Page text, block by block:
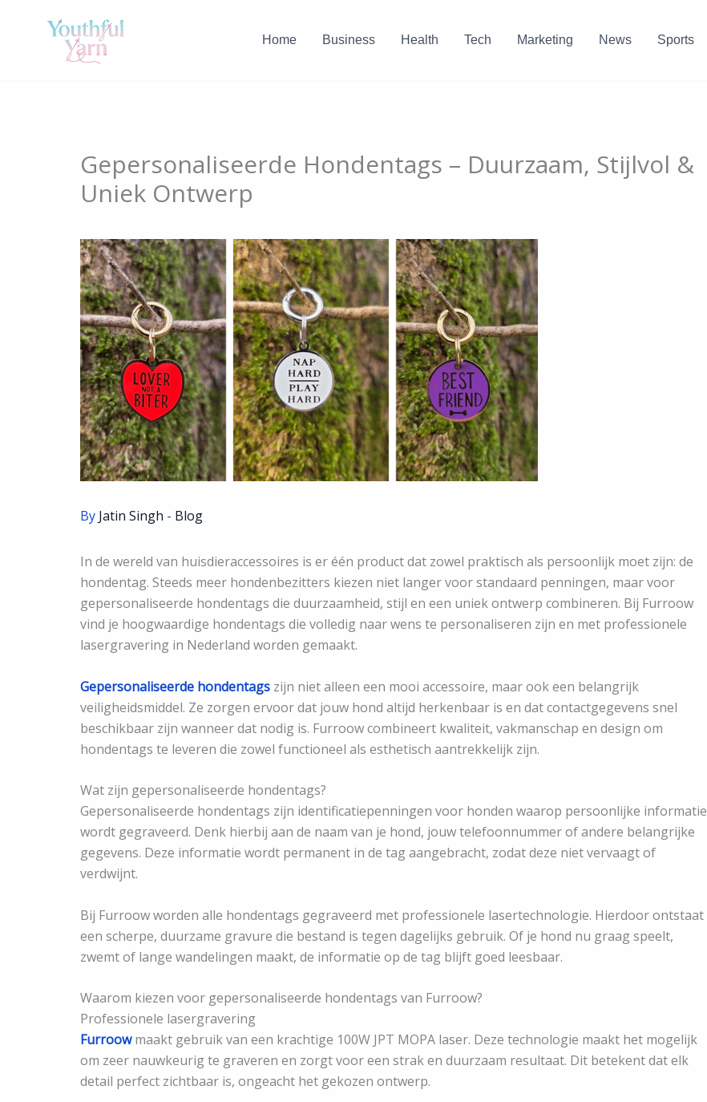
Home Business Health Tech Marketing News Sports
Gepersonaliseerde Hondentags – Duurzaam, Stijlvol &
Uniek Ontwerp
By Jatin Singh - Blog
In de wereld van huisdieraccessoires is er één product dat zowel praktisch als persoonlijk moet zijn: de
hondentag. Steeds meer hondenbezitters kiezen niet langer voor standaard penningen, maar voor
gepersonaliseerde hondentags die duurzaamheid, stijl en een uniek ontwerp combineren. Bij Furroow
vind je hoogwaardige hondentags die volledig naar wens te personaliseren zijn en met professionele
lasergravering in Nederland worden gemaakt.
Gepersonaliseerde hondentags zijn niet alleen een mooi accessoire, maar ook een belangrijk
veiligheidsmiddel. Ze zorgen ervoor dat jouw hond altijd herkenbaar is en dat contactgegevens snel
beschikbaar zijn wanneer dat nodig is. Furroow combineert kwaliteit, vakmanschap en design om
hondentags te leveren die zowel functioneel als esthetisch aantrekkelijk zijn.
Wat zijn gepersonaliseerde hondentags?
Gepersonaliseerde hondentags zijn identificatiepenningen voor honden waarop persoonlijke informatie
wordt gegraveerd. Denk hierbij aan de naam van je hond, jouw telefoonnummer of andere belangrijke
gegevens. Deze informatie wordt permanent in de tag aangebracht, zodat deze niet vervaagt of
verdwijnt.
Bij Furroow worden alle hondentags gegraveerd met professionele lasertechnologie. Hierdoor ontstaat
een scherpe, duurzame gravure die bestand is tegen dagelijks gebruik. Of je hond nu graag speelt,
zwemt of lange wandelingen maakt, de informatie op de tag blijft goed leesbaar.
Waarom kiezen voor gepersonaliseerde hondentags van Furroow?
Professionele lasergravering
Furroowmaakt gebruik van een krachtige 100W JPT MOPA laser. Deze technologie maakt het mogelijk
om zeer nauwkeurig te graveren en zorgt voor een strak en duurzaam resultaat. Dit betekent dat elk
detail perfect zichtbaar is, ongeacht het gekozen ontwerp.